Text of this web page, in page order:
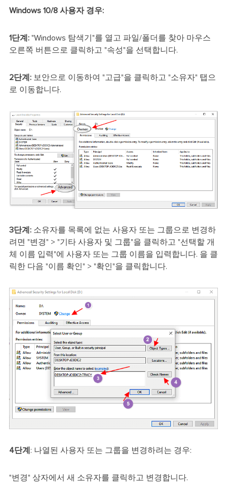
Windows 10/8 사용자 경우:
1단계:"Windows 탐색기"를 열고 파일/폴더를 찾아 마우스
오른쪽 버튼으로 클릭하고 "속성"을 선택합니다.
2단계: 보안으로 이동하여 "고급"을 클릭하고 "소유자" 탭으
로 이동합니다.
3단계:소유자를 목록에 없는 사용자 또는 그룹으로 변경하
려면 "변경" > "기타 사용자 및 그룹"을 클릭하고 "선택할 개
체 이름 입력"에 사용자 또는 그룹 이름을 입력합니다. 을 클
릭한 다음 "이름 확인" > "확인"을 클릭합니다.
4단계 : 나열된 사용자 또는 그룹을 변경하려는 경우:
"변경" 상자에서 새 소유자를 클릭하고 변경합니다.